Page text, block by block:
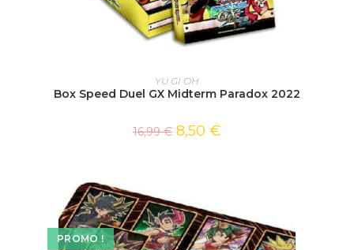
AJOUTER AU PANIER
YU GI OH
Box Speed Duel GX Midterm Paradox 2022
16,99€ 8,50 €
PROMO !